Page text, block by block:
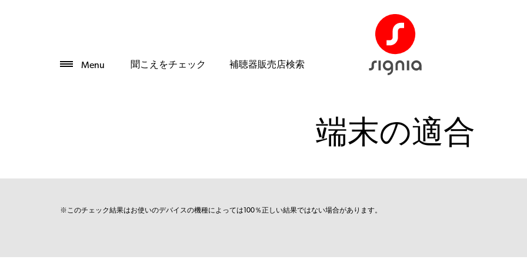
Menu 聞こえをチェック 補聴器販売店検索
端末の適合
※このチェック結果はお使いのデバイスの機種によっては100％正しい結果ではない場合があります。